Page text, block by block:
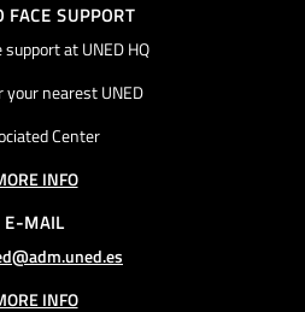
FACE SUPPORT
support at UNED HQ
your nearest UNED
Center
INFO
E-MAIL
INFO